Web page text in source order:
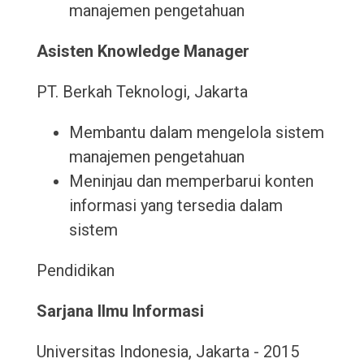
manajemen pengetahuan
Asisten Knowledge Manager
PT. Berkah Teknologi, Jakarta
Membantu dalam mengelola sistem
manajemen pengetahuan
Meninjau dan memperbarui konten
informasi yang tersedia dalam
sistem
Pendidikan
Sarjana Ilmu Informasi
Universitas Indonesia, Jakarta - 2015